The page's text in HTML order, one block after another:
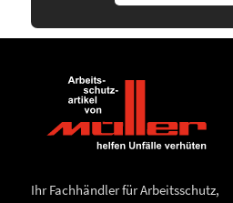
Ihr Fachhändler für Arbeitsschutz,